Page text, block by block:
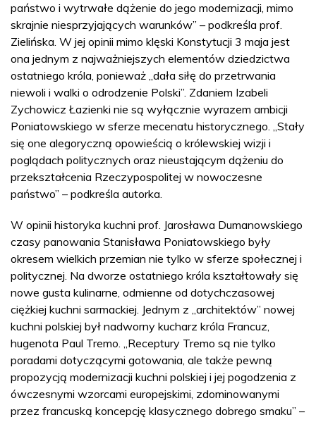
państwo i wytrwałe dążenie do jego modernizacji, mimo
skrajnie niesprzyjających warunków” – podkreśla prof.
Zielińska. W jej opinii mimo klęski Konstytucji 3 maja jest
ona jednym z najważniejszych elementów dziedzictwa
ostatniego króla, ponieważ „dała siłę do przetrwania
niewoli i walki o odrodzenie Polski”. Zdaniem Izabeli
Zychowicz Łazienki nie są wyłącznie wyrazem ambicji
Poniatowskiego w sferze mecenatu historycznego. „Stały
się one alegoryczną opowieścią o królewskiej wizji i
poglądach politycznych oraz nieustającym dążeniu do
przekształcenia Rzeczypospolitej w nowoczesne
państwo” – podkreśla autorka.
W opinii historyka kuchni prof. Jarosława Dumanowskiego
czasy panowania Stanisława Poniatowskiego były
okresem wielkich przemian nie tylko w sferze społecznej i
politycznej. Na dworze ostatniego króla kształtowały się
nowe gusta kulinarne, odmienne od dotychczasowej
ciężkiej kuchni sarmackiej. Jednym z „architektów” nowej
kuchni polskiej był nadworny kucharz króla Francuz,
hugenota Paul Tremo. „Receptury Tremo są nie tylko
poradami dotyczącymi gotowania, ale także pewną
propozycją modernizacji kuchni polskiej i jej pogodzenia z
ówczesnymi wzorcami europejskimi, zdominowanymi
przez francuską koncepcję klasycznego dobrego smaku” –